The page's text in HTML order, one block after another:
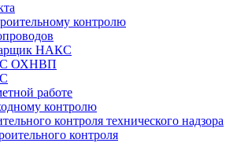
контролю
НАКС
ОХНВП
работе
контролю
контроля технического надзора
контроля